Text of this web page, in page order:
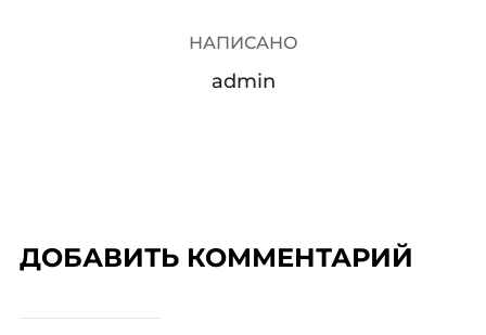
НАПИСАНО
admin
ДОБАВИТЬ КОММЕНТАРИЙ